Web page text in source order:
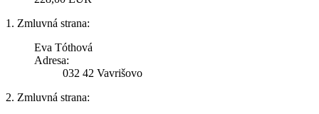
1. Zmluvná strana:
Eva Tóthová
Adresa:
032 42 Vavrišovo
2. Zmluvná strana: